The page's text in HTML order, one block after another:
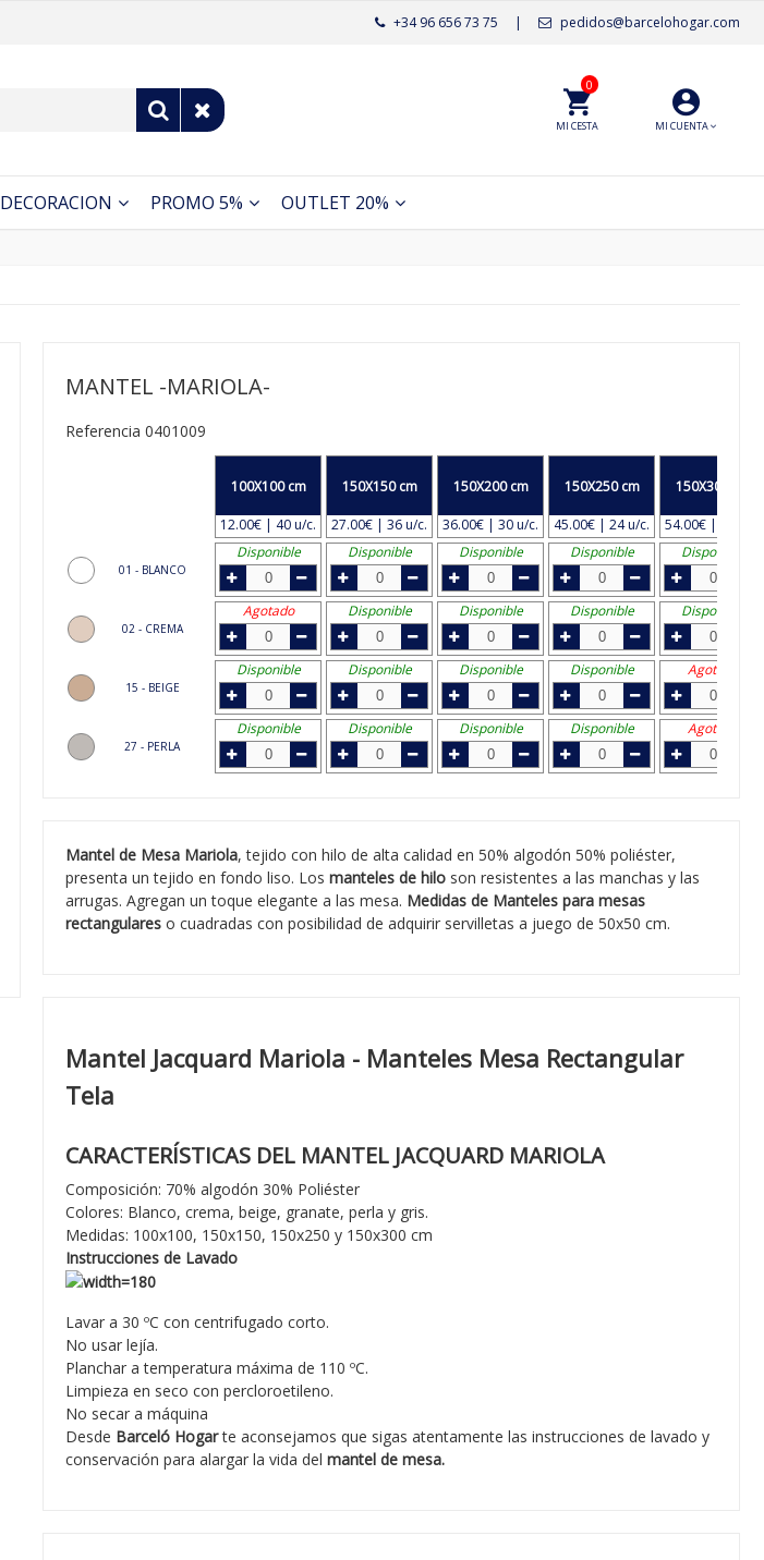
pedidos@barcelohogar.com
|
+34 96 656 73 75
MI CUENTA
MI CESTA
0
DECORACION PROMO 5% OUTLET 20%
MANTEL -MARIOLA-
Referencia 0401009
01 - BLANCO
02 - CREMA
15 - BEIGE
27 - PERLA
100X100 cm
12.00€ | 40 u/c.
150X150 cm
27.00€ | 36 u/c.
150X200 cm
36.00€ | 30 u/c.
150X250 cm
45.00€ | 24 u/c.
150X300 cm
54.00€ | 20 u/c.
Disponible
Disponible Disponible Disponible Disponible
Agotado Disponible Disponible Disponible Disponible
Disponible Disponible Disponible Disponible Agotado
Disponible Disponible Disponible Disponible Agotado
Mantel de Mesa Mariola, tejido con hilo de alta calidad en 50% algodón 50% poliéster,
presenta un tejido en fondo liso. Los manteles de hilo son resistentes a las manchas y las
arrugas. Agregan un toque elegante a las mesa. Medidas de Manteles para mesas
rectangulares o cuadradas con posibilidad de adquirir servilletas a juego de 50x50 cm.
Mantel Jacquard Mariola - Manteles Mesa Rectangular
Tela
CARACTERÍSTICAS DEL MANTEL JACQUARD MARIOLA
Composición: 70% algodón 30% Poliéster
Colores: Blanco, crema, beige, granate, perla y gris.
Medidas: 100x100, 150x150, 150x250 y 150x300 cm
Instrucciones de Lavado
Lavar a 30 ºC con centrifugado corto.
No usar lejía.
Planchar a temperatura máxima de 110 ºC.
Limpieza en seco con percloroetileno.
No secar a máquina
Desde Barceló Hogarte aconsejamos que sigas atentamente las instrucciones de lavado y
conservación para alargar la vida del mantel de mesa.